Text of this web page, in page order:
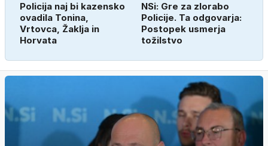
Policija naj bi kazensko
ovadila Tonina,
Vrtovca, Žaklja in
Horvata
NSi: Gre za zlorabo
Policije. Ta odgovarja:
Postopek usmerja
tožilstvo